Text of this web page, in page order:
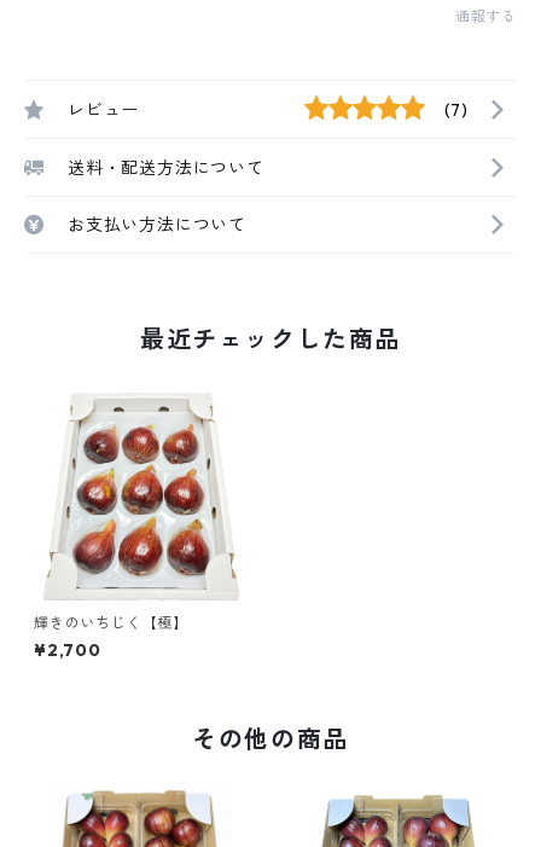
通報する
レビュー (7)
送料・配送方法について
お支払い方法について
最近チェックした商品
輝きのいちじく【極】
¥2,700
その他の商品